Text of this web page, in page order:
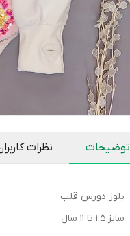
توضیحات نظرات
بلوز دورس قلب
سایز ۱.۵ تا ۱۱ سال